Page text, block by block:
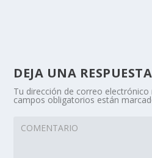
DEJA UNA RESPUESTA
Tu dirección de correo electrónico
campos obligatorios están